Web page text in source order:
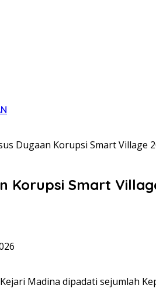
Dugaan Korupsi Smart Village
Korupsi Smart
Madina dipadati sejumlah